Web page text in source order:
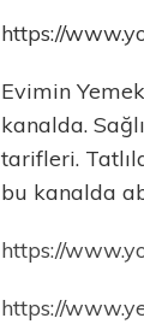
https://
Evimin
kanalda.
tarifleri.
bu kanalda
https://
https://